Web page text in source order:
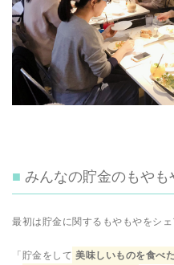
みんなの貯金のもやも
最初は貯金に関するもやもやをシェ
「貯金をして 美味しいものを食べ